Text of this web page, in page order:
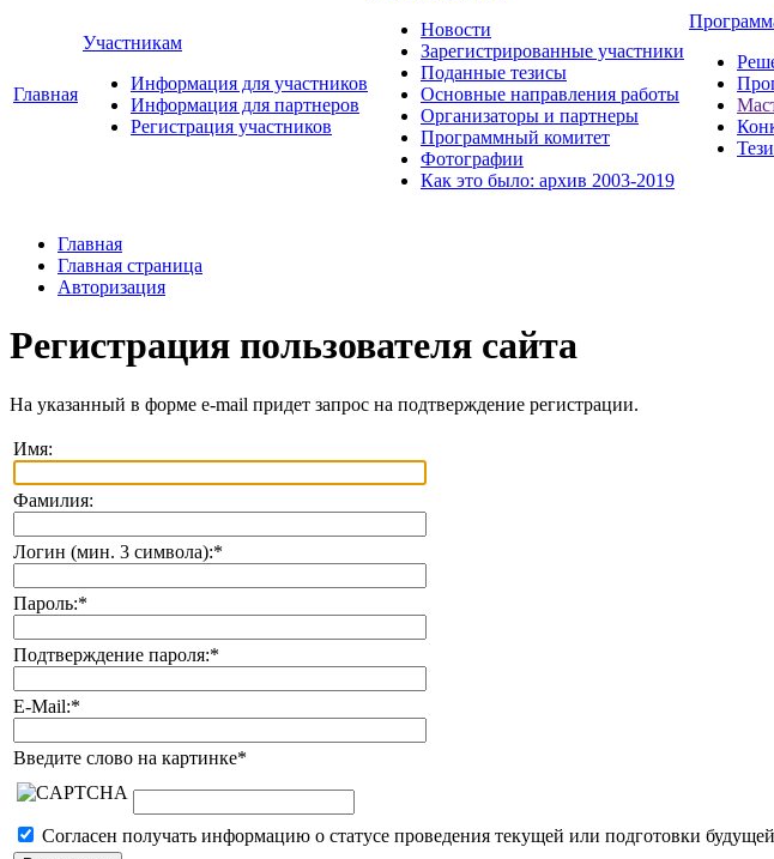
Главная
Участникам
Информация для участников
Информация для партнеров
Регистрация участников
Новости
Зарегистрированные участники
Поданные тезисы
Основные направления работы
Организаторы и партнеры
Программный комитет
Фотографии
Как это было: архив 2003-2019
Главная
Главная страница
Авторизация
Регистрация пользователя сайта
На указанный в форме e-mail придет запрос на подтверждение регистрации.
Имя:
Фамилия:
Логин (мин. 3 символа):*
Пароль:*
Подтверждение пароля:*
E-Mail:*
Введите слово на картинке*
Согласен получать информацию о статусе проведения текущей или подготовки